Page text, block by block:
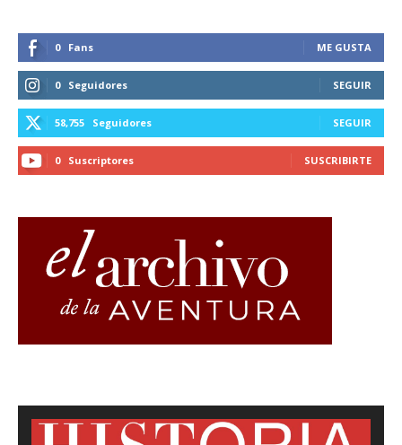
0 Fans ME GUSTA
0 Seguidores SEGUIR
58,755 Seguidores SEGUIR
0 Suscriptores SUSCRIBIRTE